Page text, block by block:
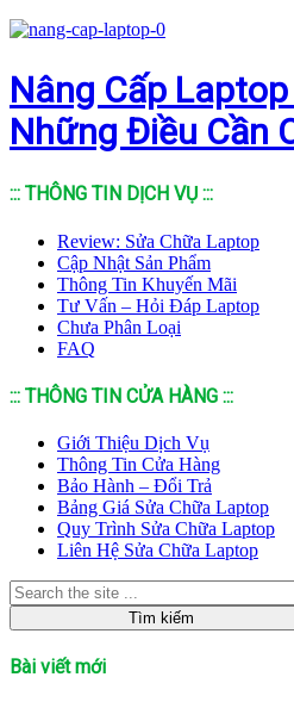
Nâng Cấp Laptop
Những Điều Cần
::: THÔNG TIN DỊCH VỤ :::
Review: Sửa Chữa Laptop
Cập Nhật Sản Phẩm
Thông Tin Khuyến Mãi
Tư Vấn – Hỏi Đáp Laptop
Chưa Phân Loại
FAQ
::: THÔNG TIN CỬA HÀNG :::
Giới Thiệu Dịch Vụ
Thông Tin Cửa Hàng
Bảo Hành – Đổi Trả
Bảng Giá Sửa Chữa Laptop
Quy Trình Sửa Chữa Laptop
Liên Hệ Sửa Chữa Laptop
Bài viết mới